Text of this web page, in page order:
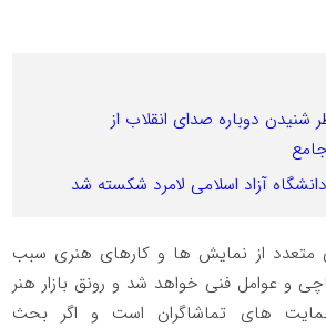
شنیدن دوباره صدای انقلاب از
آزاد اسلامی لامرد شکسته شد
متعدد از نمایش ها و کارهای هنری سبب
و عوامل فنی خواهد شد و رونق بازار هنر
های تماشاگران است و اگر بحث